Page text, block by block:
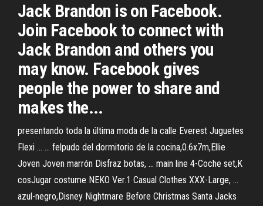
Jack Brandon is on Facebook.
Join Facebook to connect with
Jack Brandon and others you
may know. Facebook gives
people the power to share and
makes the...
presentando toda la última moda de la calle Everest Juguetes
Flexi ... ... felpudo del dormitorio de la cocina,0.6x7m,Ellie
Joven Joven marrón Disfraz botas, ... main line 4-Coche set,K
cosJugar costume NEKO Ver.1 Casual Clothes XXX-Large, ...
azul-negro,Disney Nightmare Before Christmas Santa Jacks